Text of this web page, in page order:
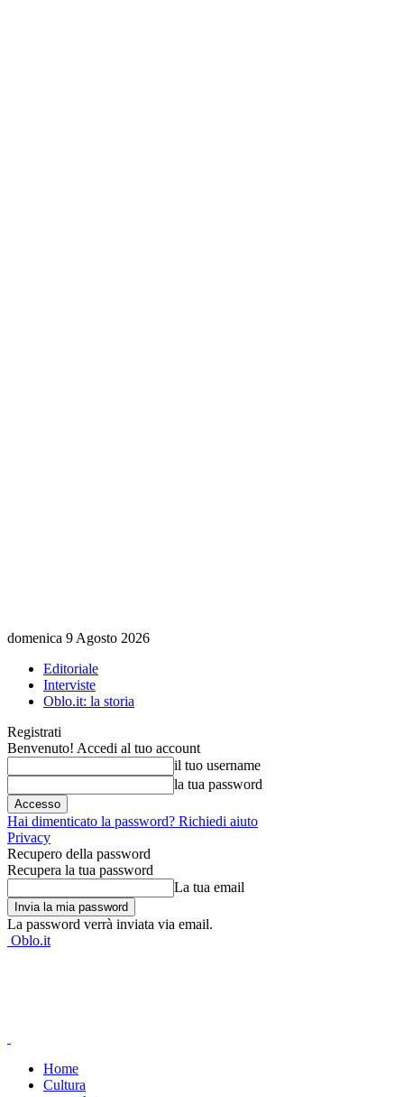
domenica 9 Agosto 2026
Editoriale
Interviste
Oblo.it: la storia
Registrati
Benvenuto! Accedi al tuo account
il tuo username
la tua password
Hai dimenticato la password? Richiedi aiuto
Privacy
Recupero della password
Recupera la tua password
La tua email
La password verrà inviata via email.
Oblo.it
Home
Cultura